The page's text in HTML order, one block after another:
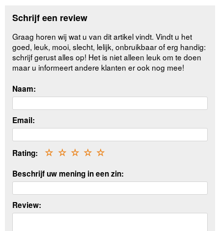
Schrijf een review
Graag horen wij wat u van dit artikel vindt. Vindt u het
goed, leuk, mooi, slecht, lelijk, onbruikbaar of erg handig:
schrijf gerust alles op! Het is niet alleen leuk om te doen
maar u informeert andere klanten er ook nog mee!
Naam:
Email:
Rating: ☆
☆
☆
☆
☆
Beschrijf uw mening in een zin:
Review: